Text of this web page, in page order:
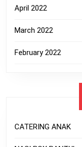
April 2022
March 2022
February 2022
CATERING ANAK